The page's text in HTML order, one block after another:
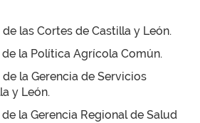
las Cortes de Castilla y León.
la Política Agrícola Común.
la Gerencia de Servicios
y León.
la Gerencia Regional de Salud